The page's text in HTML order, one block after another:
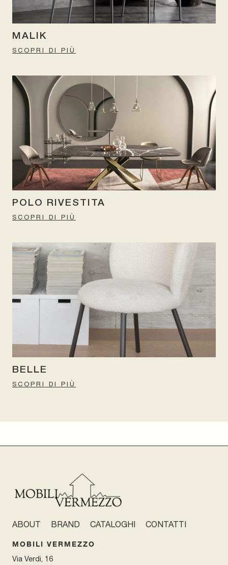
MALIK
SCOPRI DI PIÙ
POLO RIVESTITA
SCOPRI DI PIÙ
BELLE
SCOPRI DI PIÙ
ABOUT BRAND CATALOGHI CONTATTI
MOBILI VERMEZZO
Via Verdi, 16